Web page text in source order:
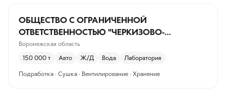
ОБЩЕСТВО С ОГРАНИЧЕННОЙ
ОТВЕТСТВЕННОСТЬЮ "ЧЕРКИЗОВО-
СВИНОВОДСТВО"
Воронежская область
150 000 т Авто Ж/Д Вода Лаборатория
Подработка · Сушка · Вентилирование · Хранение